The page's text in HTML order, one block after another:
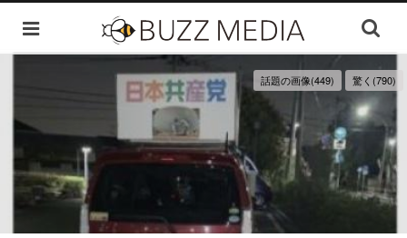
話題の画像(449) 驚く(790)